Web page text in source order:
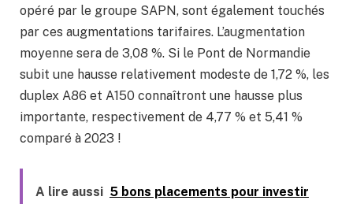
opéré par le groupe SAPN, sont également touchés
par ces augmentations tarifaires. L’augmentation
moyenne sera de 3,08 %. Si le Pont de Normandie
subit une hausse relativement modeste de 1,72 %, les
duplex A86 et A150 connaîtront une hausse plus
importante, respectivement de 4,77 % et 5,41 %
comparé à 2023 !
A lire aussi 5 bons placements pour investir